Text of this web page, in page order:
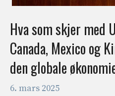
Hva som skjer med
Canada, Mexico og
den globale
6. mars 2025